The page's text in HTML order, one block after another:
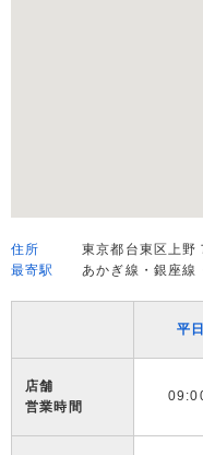
住所
東京都台東区上
最寄駅
あかぎ線・銀座線
平
店舗
営業時間